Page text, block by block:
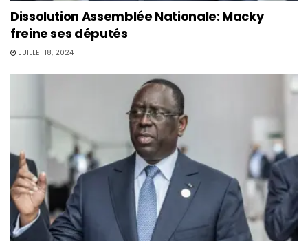
Dissolution Assemblée Nationale: Macky
freine ses députés
JUILLET 18, 2024